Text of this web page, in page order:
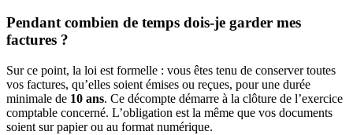
Pendant combien de temps dois-je garder mes
factures ?
Sur ce point, la loi est formelle : vous êtes tenu de conserver toutes
vos factures, qu’elles soient émises ou reçues, pour une durée
minimale de 10 ans. Ce décompte démarre à la clôture de l’exercice
comptable concerné. L’obligation est la même que vos documents
soient sur papier ou au format numérique.